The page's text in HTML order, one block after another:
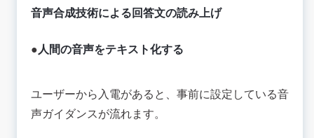
音声合成技術による回答文の読み上げ
● 人間の音声をテキスト化する
ユーザーから入電があると、事前に設定している音
声ガイダンスが流れます。